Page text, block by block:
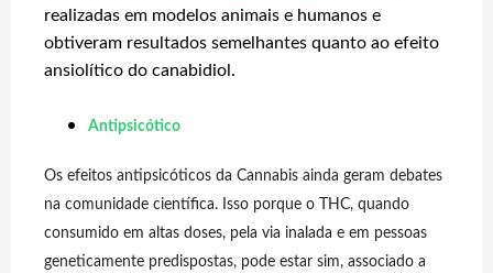
realizadas em modelos animais e humanos e
obtiveram resultados semelhantes quanto ao efeito
ansiolítico do canabidiol.
Antipsicótico
Os efeitos antipsicóticos da Cannabis ainda geram debates
na comunidade científica. Isso porque o THC, quando
consumido em altas doses, pela via inalada e em pessoas
geneticamente predispostas, pode estar sim, associado a